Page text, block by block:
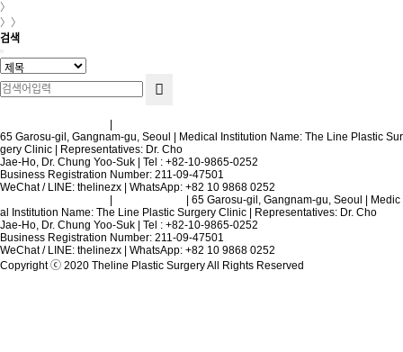
〉
〉〉
검색
|
65 Garosu-gil, Gangnam-gu, Seoul | Medical Institution Name: The Line Plastic Sur
gery Clinic | Representatives: Dr. Cho
Jae-Ho, Dr. Chung Yoo-Suk | Tel : +82-10-9865-0252
Business Registration Number: 211-09-47501
WeChat / LINE: thelinezx | WhatsApp: +82 10 9868 0252
|
| 65 Garosu-gil, Gangnam-gu, Seoul | Medic
al Institution Name: The Line Plastic Surgery Clinic | Representatives: Dr. Cho
Jae-Ho, Dr. Chung Yoo-Suk | Tel : +82-10-9865-0252
Business Registration Number: 211-09-47501
WeChat / LINE: thelinezx | WhatsApp: +82 10 9868 0252
Copyright ⓒ 2020 Theline Plastic Surgery All Rights Reserved